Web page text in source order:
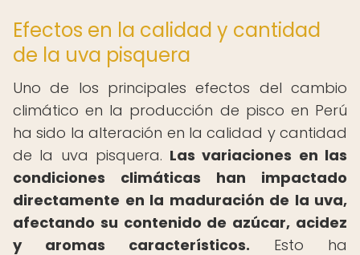
Efectos en la calidad y cantidad
de la uva pisquera
Uno de los principales efectos del cambio
climático en la producción de pisco en Perú
ha sido la alteración en la calidad y cantidad
de la uva pisquera. Las variaciones en las
condiciones climáticas han impactado
directamente en la maduración de la uva,
afectando su contenido de azúcar, acidez
y aromas característicos. Esto ha